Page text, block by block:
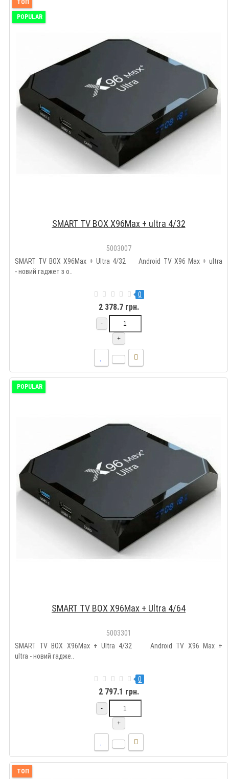
ТОП
POPULAR
SMART TV BOX X96Max + ultra 4/32
5003007
SMART TV BOX X96Max + Ultra 4/32 Android TV X96 Max + ultra
- новий гаджет з о..
0
2 378.7 грн.
-
+
POPULAR
SMART TV BOX X96Max + Ultra 4/64
5003301
SMART TV BOX X96Max + Ultra 4/32 Android TV X96 Max +
ultra - новий гадже..
0
2 797.1 грн.
-
+
ТОП